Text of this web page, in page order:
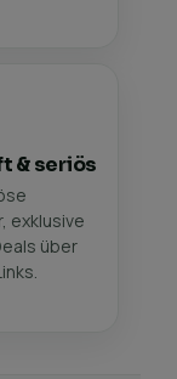
& seriös
exklusive
über